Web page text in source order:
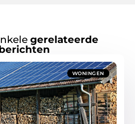
gerelateerde
WONINGEN